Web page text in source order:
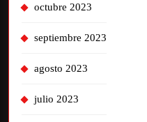
octubre 2023
septiembre 2023
agosto 2023
julio 2023